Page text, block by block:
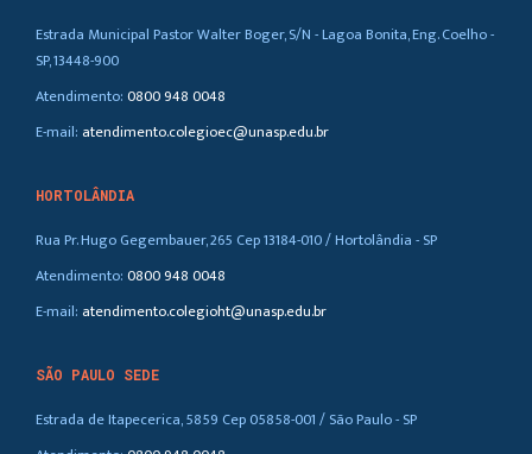
Estrada Municipal Pastor Walter Boger, S/N - Lagoa Bonita, Eng. Coelho -
SP, 13448-900
Atendimento:0800 948 0048
E-mail: atendimento.colegioec@unasp.edu.br
HORTOLÂNDIA
Rua Pr. Hugo Gegembauer, 265 Cep 13184-010 / Hortolândia - SP
Atendimento:0800 948 0048
E-mail: atendimento.colegioht@unasp.edu.br
SÃO PAULO SEDE
Estrada de Itapecerica, 5859 Cep 05858-001 / São Paulo - SP